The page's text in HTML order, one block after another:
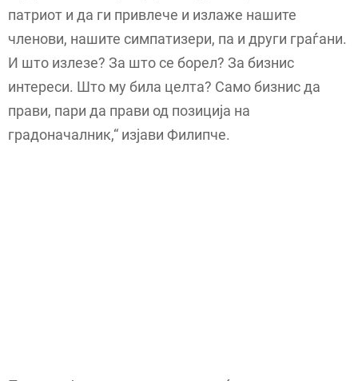
патриот и да ги привлече и излаже нашите
членови, нашите симпатизери, па и други граѓани.
И што излезе? За што се борел? За бизнис
интереси. Што му била целта? Само бизнис да
прави, пари да прави од позиција на
градоначалник,“ изјави Филипче.